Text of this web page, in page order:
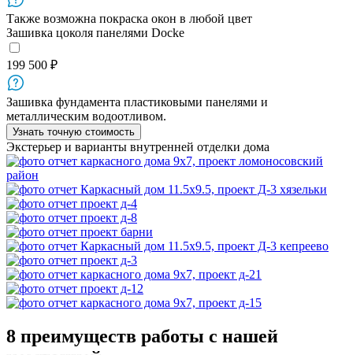
Также возможна покраска окон в любой цвет
Зашивка цоколя панелями Docke
199 500 ₽
Зашивка фундамента пластиковыми панелями и
металлическим водоотливом.
Узнать точную стоимость
Экстерьер и варианты внутренней отделки дома
8 преимуществ работы c нашей